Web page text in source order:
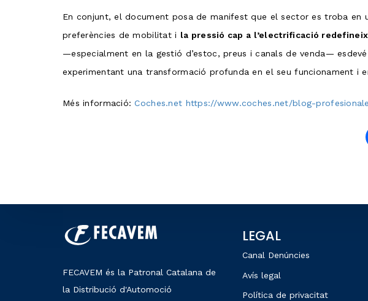
En conjunt, el document posa de manifest que el sector es troba en
preferències de mobilitat i la pressió cap a l’electrificació
—especialment en la gestió d’estoc, preus i canals de venda—
experimentant una transformació profunda en el seu funcionament i
Més informació:Coches.net https://www.coches.net/blog-
FECAVEM és la Patronal Catalana de
la Distribució d'Automoció
LEGAL
Canal Denúncies
Avís legal
Política de privacitat